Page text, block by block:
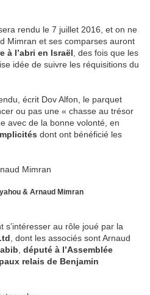
rendu le 7 juillet 2016, et on ne
Mimran et ses comparses auront
à l’abri en Israël , des fois que les
idée de suivre les réquisitions du
écrit Dov Alfon, le parquet
ou pas une « chasse au trésor
avec de la bonne volonté, en
dont ont bénéficié les
& Arnaud Mimran
s’intéresser au rôle joué par la
, dont les associés sont Arnaud
député à l’Assemblée
relais de Benjamin